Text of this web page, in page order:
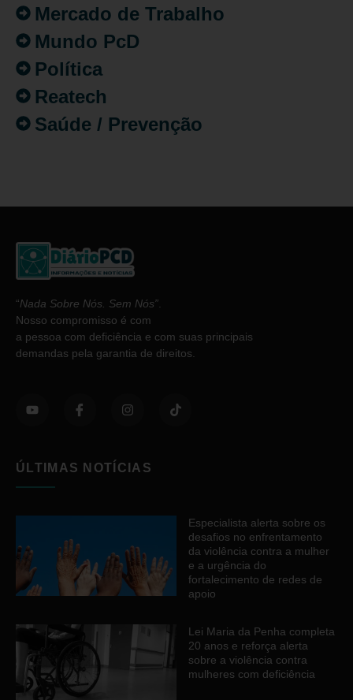
Mercado de Trabalho
Mundo PcD
Política
Reatech
Saúde / Prevenção
“Nada Sobre Nós. Sem Nós”.
Nosso compromisso é com
a pessoa com deficiência e com suas principais
demandas pela garantia de direitos.
ÚLTIMAS NOTÍCIAS
Especialista alerta sobre os
desafios no enfrentamento
da violência contra a mulher
e a urgência do
fortalecimento de redes de
apoio
Lei Maria da Penha completa
20 anos e reforça alerta
sobre a violência contra
mulheres com deficiência